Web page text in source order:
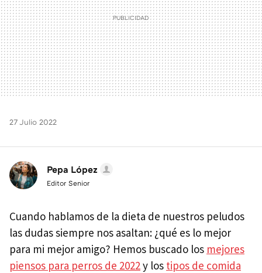
27 Julio 2022
Pepa López
Editor Senior
Cuando hablamos de la dieta de nuestros peludos
las dudas siempre nos asaltan: ¿qué es lo mejor
para mi mejor amigo? Hemos buscado los mejores
piensos para perros de 2022y los tipos de comida